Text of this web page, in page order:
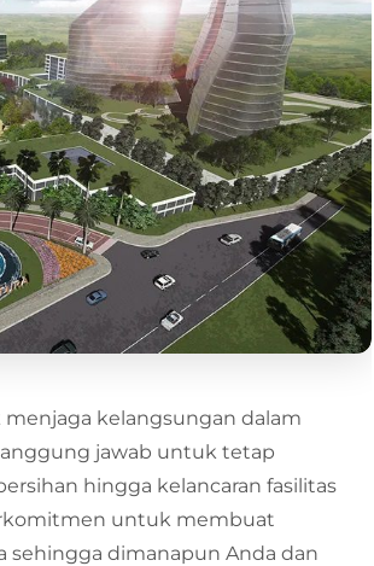
kelangsungan dalam
jawab untuk tetap
hingga kelancaran fasilitas
untuk membuat
dimanapun Anda dan